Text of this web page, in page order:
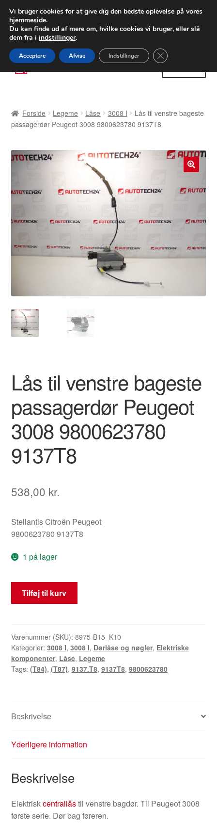
LEVERING fra 55 kr.
FEDEX verdensomspændende forsendelse
80 82 72 02
Spring
til
Spring
til
Betalinger
Klageprocedure
Kontakte
Kurv
Om os
Vilkår og betingelser
Forside Legeme Låse 3008 I
Lås til venstre bageste
passagerdør Peugeot 3008 9800623780 9137T8
Lås til venstre bageste
passagerdør Peugeot
3008 9800623780
9137T8
538,00 kr.
Stellantis Citroën Peugeot
9800623780 9137T8
1 på lager
Lås
passagerdør
Peugeot
3008
9800623780
Tilføj til kurv
Varenummer (SKU): 8975-B15_K10
Kategorier: 3008 I, 3008 I, Dørlåse og nøgler, Elektriske
komponenter, Låse, Legeme
Tags: (T84), (T87), 9137.T8, 9137T8, 9800623780
Beskrivelse
Yderligere information
Beskrivelse
Elektriskcentrallåstil venstre bagdør. Til Peugeot 3008
første serie. Dør bag føreren.
Vi bruger cookies for at give dig den bedste oplevelse på vores
hjemmeside.
Du kan finde ud af mere om, hvilke cookies vi bruger, eller slå
dem fra i indstillinger.
Acceptere Afvise Indstillinger Close GDPR